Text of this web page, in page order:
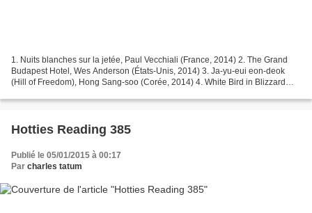
1. Nuits blanches sur la jetée, Paul Vecchiali (France, 2014) 2. The Grand
Budapest Hotel, Wes Anderson (États-Unis, 2014) 3. Ja-yu-eui eon-deok
(Hill of Freedom), Hong Sang-soo (Corée, 2014) 4. White Bird in Blizzard
Hotties Reading 385
Publié le 05/01/2015 à 00:17
Par charles tatum